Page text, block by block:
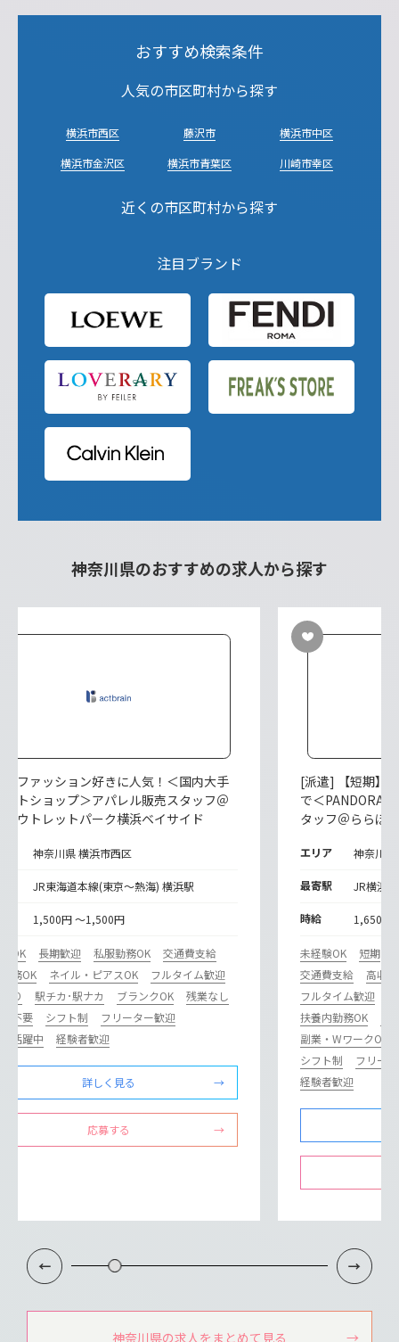
おすすめ検索条件
人気の市区町村から探す
横浜市西区 藤沢市
横浜市中区
横浜市金沢区
横浜市青葉区 川崎市幸区
近くの市区町村から探す
注目ブランド
神奈川県のおすすめの求人から探す
] ファッション好きに人気！＜国内大手
クトショップ＞アパレル販売スタッフ＠
アウトレットパーク横浜ベイサイド
神奈川県 横浜市西区
JR東海道本線(東京～熱海) 横浜駅
1,500円 ～1,500円
OK 長期歓迎 私服勤務OK
交通費支給
務OK
ネイル・ピアスOK
フルタイム歓迎
り
駅チカ･駅ナカ ブランクOK
残業なし
不要
シフト制
フリーター歓迎
活躍中
経験者歓迎
詳しく見る
応募する
[派遣] 【短期】
で＜PANDORA/
タッフ＠ららぽ
エリア 神奈川
最寄駅 JR横浜
時給 1,650円
未経験OK 短期
交通費支給
高収
フルタイム歓迎
扶養内勤務OK
副業・WワークOK
シフト制
フリー
経験者歓迎
神奈川県の求人をまとめて見る